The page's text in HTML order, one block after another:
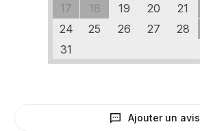
17
18 19 20 21
24
25 26 27 28
31
Ajouter un avis